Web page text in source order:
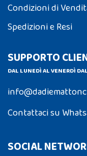
Condizioni di
Spedizioni e Resi
SUPPORTO
DAL LUNEDÌ AL VENERDÌ
Contattaci su
SOCIAL